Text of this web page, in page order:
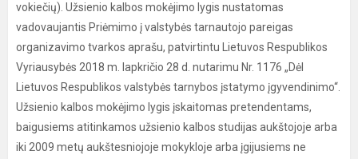
vokiečių). Užsienio kalbos mokėjimo lygis nustatomas
vadovaujantis Priėmimo į valstybės tarnautojo pareigas
organizavimo tvarkos aprašu, patvirtintu Lietuvos Respublikos
Vyriausybės 2018 m. lapkričio 28 d. nutarimu Nr. 1176 „Dėl
Lietuvos Respublikos valstybės tarnybos įstatymo įgyvendinimo“.
Užsienio kalbos mokėjimo lygis įskaitomas pretendentams,
baigusiems atitinkamos užsienio kalbos studijas aukštojoje arba
iki 2009 metų aukštesniojoje mokykloje arba įgijusiems ne